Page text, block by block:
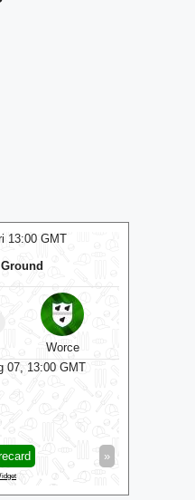
13:00 GMT
Worce
07, 13:00 GMT
»